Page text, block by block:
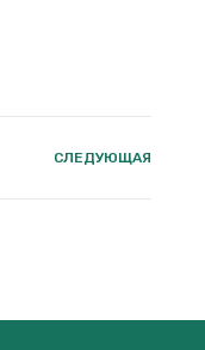
СЛЕДУЮЩАЯ